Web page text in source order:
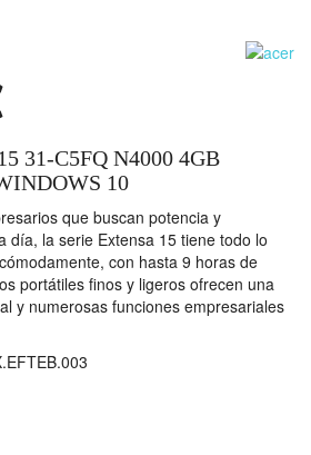
31-C5FQ N4000 4GB
10
que buscan potencia y
día, la serie Extensa 15 tiene todo lo
con hasta 9 horas de
portátiles finos y ligeros ofrecen una
y numerosas funciones empresariales